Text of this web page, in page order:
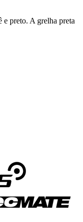
preto. A grelha preta